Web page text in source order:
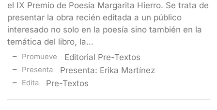
el IX Premio de Poesía Margarita Hierro. Se trata de
presentar la obra recién editada a un público
interesado no solo en la poesía sino también en la
temática del libro, la…
Promueve Editorial Pre-Textos
Presenta Presenta: Erika Martínez
Edita Pre-Textos